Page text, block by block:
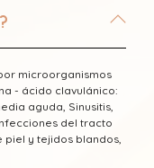
microorganismos
- ácido clavulánico:
aguda, Sinusitis,
del tracto
y tejidos blandos,